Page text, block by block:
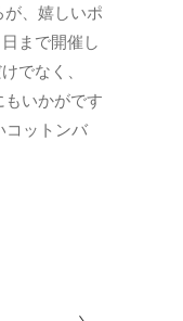
、嬉しいポ
まで開催し
でなく、
いかがです
ットンバ